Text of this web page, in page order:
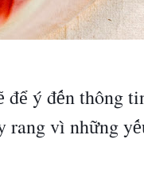
để ýđến thông
rang vì những yế